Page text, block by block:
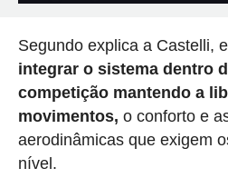
Segundo explica a Castelli,
integrar o sistema dentro
competição mantendo a
movimentos, o conforto e
aerodinâmicas que exigem
nível.